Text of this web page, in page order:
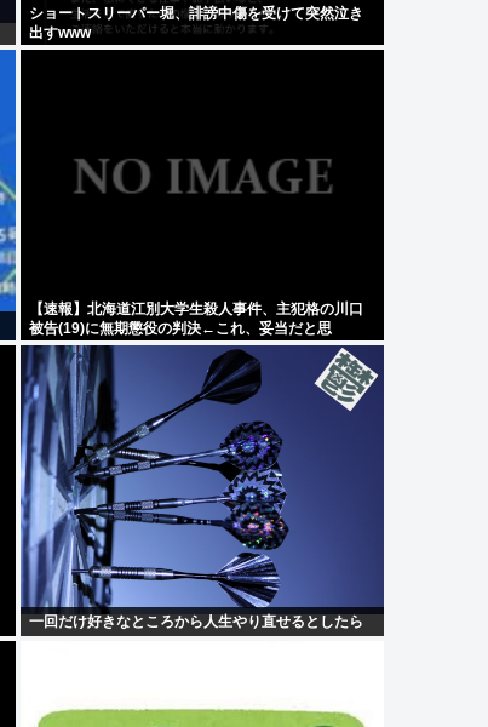
ショートスリーパー堀、誹謗中傷を受けて突然泣き
出すwww
【速報】北海道江別大学生殺人事件、主犯格の川口
被告(19)に無期懲役の判決←これ、妥当だと思
う？？？？？？
一回だけ好きなところから人生やり直せるとしたら